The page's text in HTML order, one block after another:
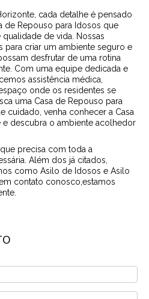
cada detalhe é pensado
de Repouso para Idosos que
de vida. Nossas
para criar um ambiente seguro e
desfrutar de uma rotina
Com uma equipe dedicada e
assistência médica,
onde os residentes se
uma Casa de Repouso para
cuidado, venha conhecer a Casa
descubra o ambiente acolhedor
precisa com toda a
Além dos já citados,
como Asilo de Idosos e Asilo
contato conosco,estamos